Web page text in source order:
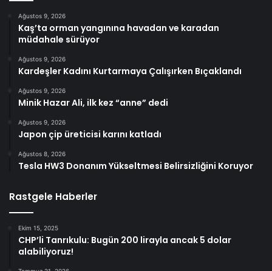
Ağustos 9, 2026
Kaş’ta orman yangınına havadan ve karadan
müdahale sürüyor
Ağustos 9, 2026
Kardeşler Kadını Kurtarmaya Çalışırken Bıçaklandı
Ağustos 9, 2026
Minik Hazar Ali, ilk kez “anne” dedi
Ağustos 9, 2026
Japon çip üreticisi karını katladı
Ağustos 8, 2026
Tesla HW3 Donanım Yükseltmesi Belirsizliğini Koruyor
Rastgele Haberler
Ekim 15, 2025
CHP’li Tanrıkulu: Bugün 200 lirayla ancak 5 dolar
alabiliyoruz!